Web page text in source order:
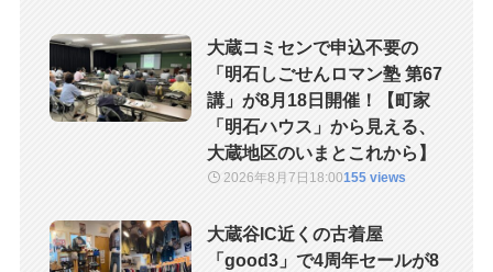
大蔵コミセンで申込不要の
「明石しごせんロマン塾 第67
講」が8月18日開催！【町家
「明石ハウス」から見える、
大蔵地区のいまとこれから】
2026年8月7日 18:00155 views
大蔵谷IC近くの古着屋
「good3」で4周年セールが8